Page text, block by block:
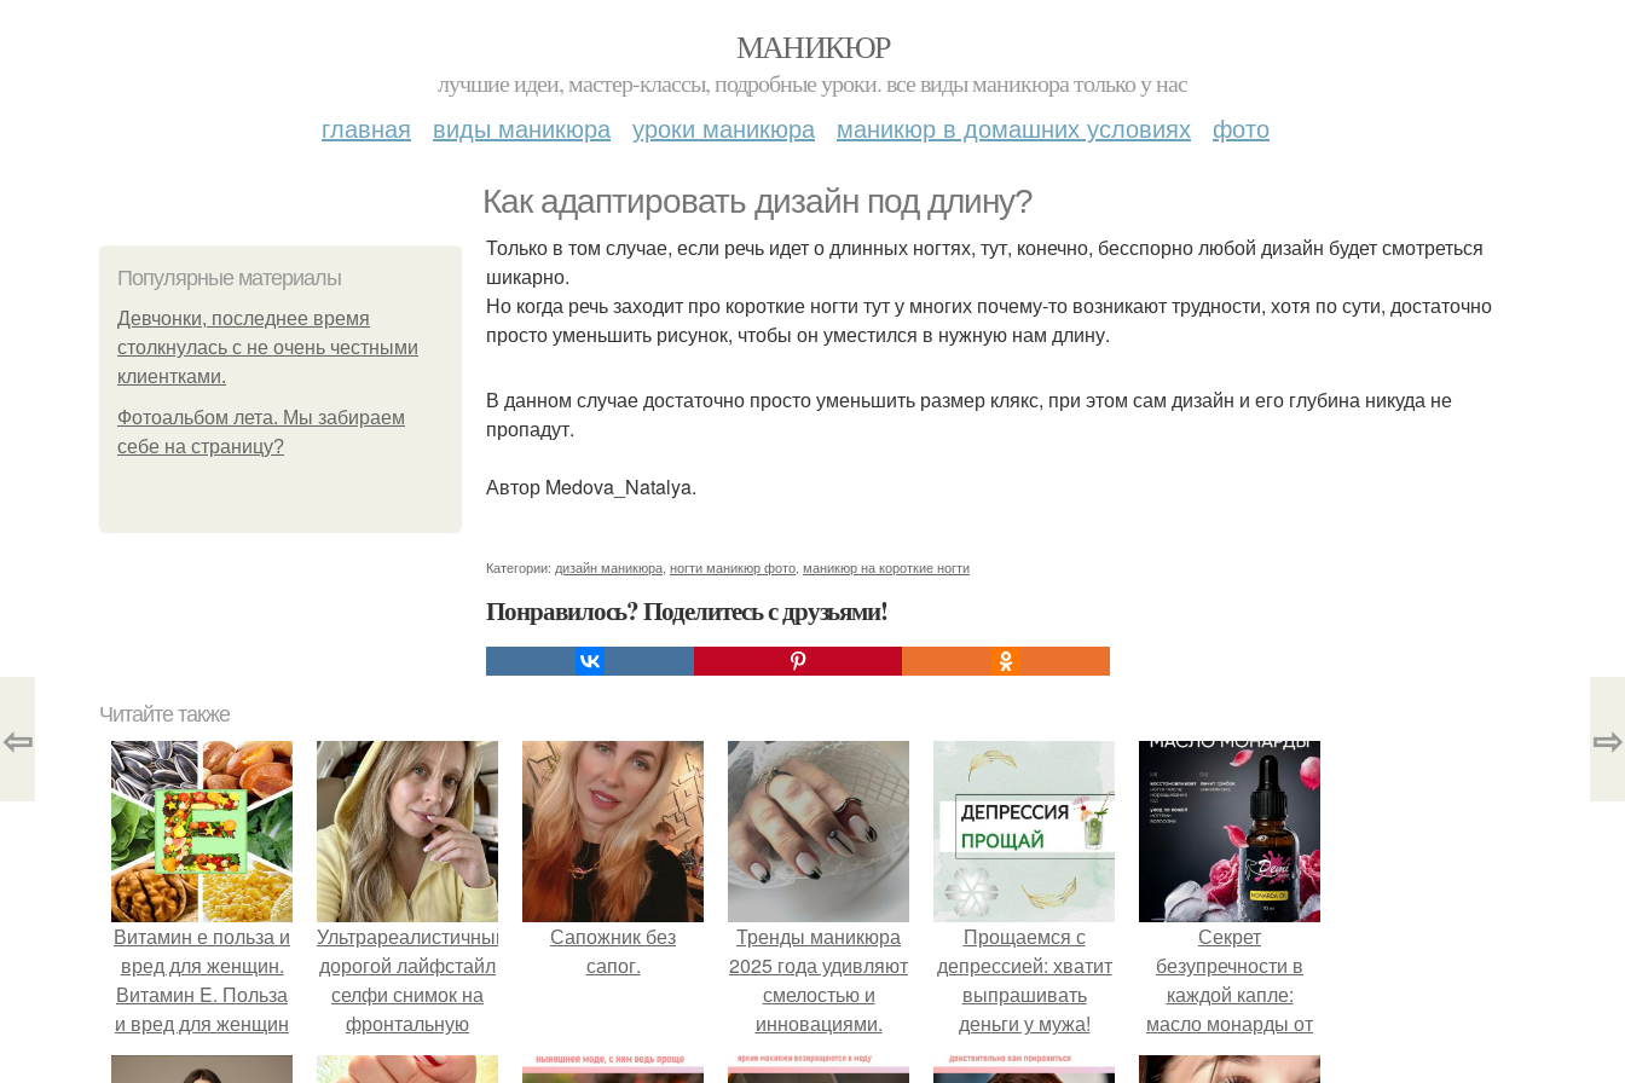
МАНИКЮР
лучшие идеи, мастер-классы, подробные уроки. все виды маникюра только у нас
главная виды маникюра уроки маникюра маникюр в домашних условиях фото
Как адаптировать дизайн под длину?
Популярные материалы
Девчонки, последнее время
столкнулась с не очень честными
клиентками.
Фотоальбом лета. Мы забираем
себе на страницу?
Только в том случае, если речь идет о длинных ногтях, тут, конечно, бесспорно любой дизайн будет смотреться
шикарно.
Но когда речь заходит про короткие ногти тут у многих почему-то возникают трудности, хотя по сути, достаточно
просто уменьшить рисунок, чтобы он уместился в нужную нам длину.
В данном случае достаточно просто уменьшить размер клякс, при этом сам дизайн и его глубина никуда не
пропадут.
Автор Medova_Natalya.
Категории: дизайн маникюра ногти маникюр фото маникюр на короткие ногти
Понравилось? Поделитесь с друзьями!
⇦ ⇨
Читайте также
Витамин е польза и
вред для женщин.
Витамин E. Польза
и вред для женщин
Ультрареалистичный
дорогой лайфстайл
селфи снимок на
фронтальную
камеру.
Сапожник без
сапог.
Тренды маникюра
2025 года удивляют
смелостью и
инновациями.
Прощаемся с
депрессией: хватит
выпрашивать
деньги у мужа!
Секрет
безупречности в
каждой капле:
масло монарды от
Demi Sweet.